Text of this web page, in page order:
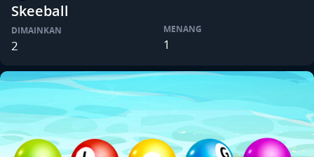
Skeeball
DIMAINKAN
2
MENANG
1